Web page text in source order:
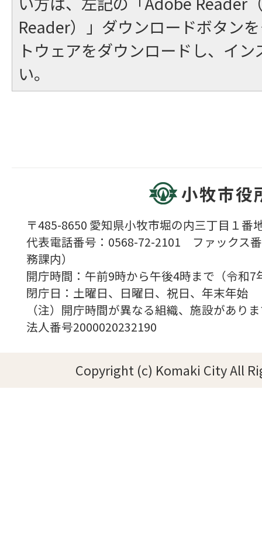
Reader）」ダウンロードボタン
トウェアをダウンロードし、イ
い。
小牧市役
〒485-8650 愛知県小牧市堀の内三丁目１番
代表電話番号：0568-72-2101 ファックス
務課内）
開庁時間：午前9時から午後4時まで（令
閉庁日：土曜日、日曜日、祝日、年末年始
（注）開庁時間が異なる組織、施設があり
法人番号2000020232190
Copyright (c) Komaki City All